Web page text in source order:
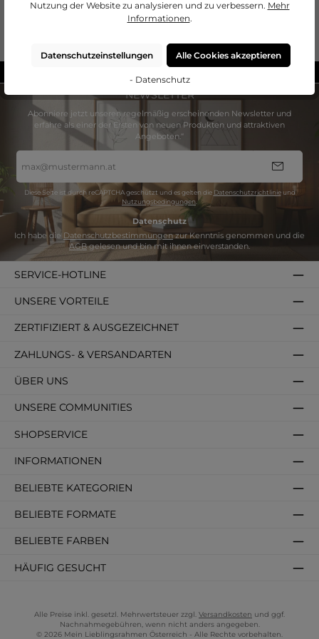
NEWSLETTER
Abonniere jetzt unseren regelmäßig erscheinenden Newsletter und
erfahre als einer der Ersten von neuen Produkten und attraktiven
Angeboten.“
Mail-
Adresse
Diese Seite ist durch reCAPTCHA geschützt und es gelten die Datenschutzrichtlinieund
Nutzungsbedingungen
Datenschutz
Ich habe die Datenschutzbestimmungenzur Kenntnis genommen und die
AGBgelesen und bin mit ihnen einverstanden.
SERVICE-HOTLINE
SHOPSERVICE
INFORMATIONEN
BELIEBTE KATEGORIEN
BELIEBTE FORMATE
BELIEBTE FARBEN
HÄUFIG GESUCHT
ZAHLUNGS- & VERSANDARTEN
ÜBER UNS
ZERTIFIZIERT & AUSGEZEICHNET
UNSERE VORTEILE
UNSERE COMMUNITIES
Alle Preise inkl. gesetzl. Mehrwertsteuer zzgl. Versandkosten und ggf.
Nachnahmegebühren, wenn nicht anders angegeben.
© 2026 Mein Lieblingsrahmen Österreich - Alle Rechte vorbehalten.
Nutzung der Website zu analysieren und zu verbessern. Mehr
Informationen.
Datenschutzeinstellungen Alle Cookies akzeptieren
- Datenschutz